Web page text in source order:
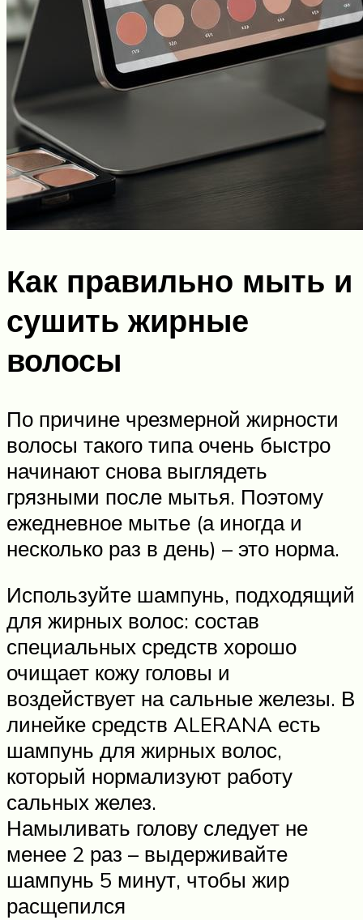
Как правильно мыть и
сушить жирные
волосы
По причине чрезмерной жирности
волосы такого типа очень быстро
начинают снова выглядеть
грязными после мытья. Поэтому
ежедневное мытье (а иногда и
несколько раз в день) – это норма.
Используйте шампунь, подходящий
для жирных волос: состав
специальных средств хорошо
очищает кожу головы и
воздействует на сальные железы. В
линейке средств ALERANA есть
шампунь для жирных волос,
который нормализуют работу
сальных желез.
Намыливать голову следует не
менее 2 раз – выдерживайте
шампунь 5 минут, чтобы жир
расщепился